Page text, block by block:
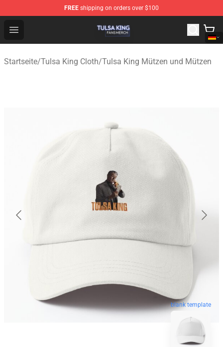
FREE shipping on orders over $100
Open menu
Tulsa King Shop - Official Tulsa King Merchandise Store
Startseite/Tulsa King Cloth/Tulsa King Mützen und Mützen
blank template